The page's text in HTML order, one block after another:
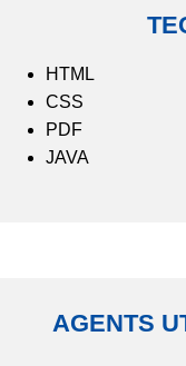
HTML
CSS
PDF
JAVA
AGENTS